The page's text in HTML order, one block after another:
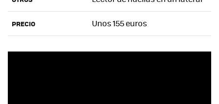
PRECIO Unos 155 euros